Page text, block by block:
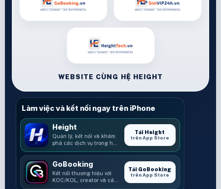
WEBSITE CÙNG HỆ HEIGHT
Làm việc và kết nối ngay trên iPhone
Height
Quản lý, kết nối và khám
phá các dịch vụ trong hệ
Tải Height
trên App Store
GoBooking
Kết nối thương hiệu với
KOC/KOL, creator và các
Tải GoBooking
trên App Store